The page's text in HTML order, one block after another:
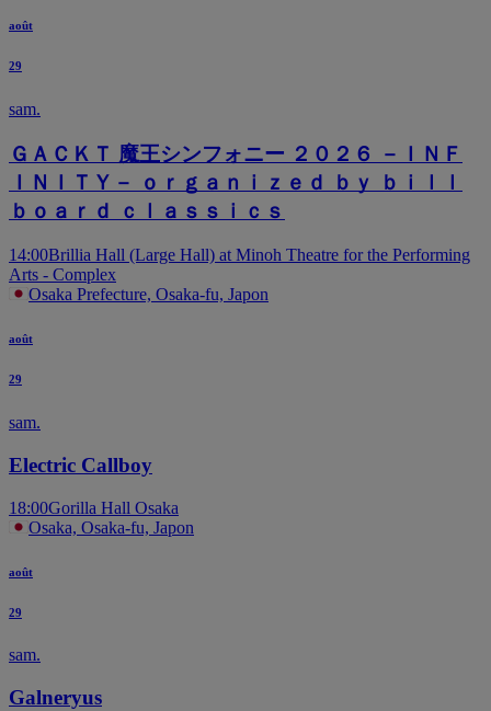
août
29
sam.
ＧＡＣＫＴ 魔王シンフォニー ２０２６ －ＩＮＦ
ＩＮＩＴＹ－ ｏｒｇａｎｉｚｅｄ ｂｙ ｂｉｌｌ
ｂｏａｒｄ ｃｌａｓｓｉｃｓ
14:00Brillia Hall (Large Hall) at Minoh Theatre for the Performing
Arts - Complex
Osaka Prefecture, Osaka-fu, Japon
août
29
sam.
Electric Callboy
18:00Gorilla Hall Osaka
Osaka, Osaka-fu, Japon
août
29
sam.
Galneryus